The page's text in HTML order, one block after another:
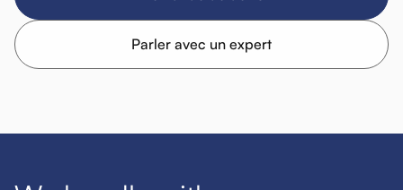
Parler avec un expert